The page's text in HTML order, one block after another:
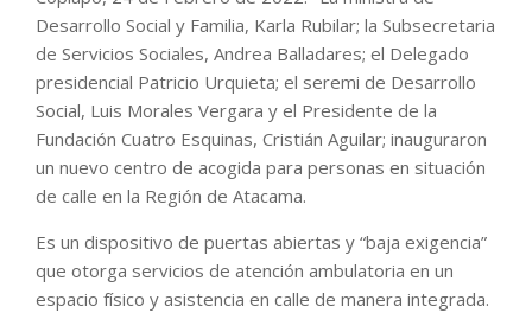
Desarrollo Social y Familia, Karla Rubilar; la Subsecretaria
de Servicios Sociales, Andrea Balladares; el Delegado
presidencial Patricio Urquieta; el seremi de Desarrollo
Social, Luis Morales Vergara y el Presidente de la
Fundación Cuatro Esquinas, Cristián Aguilar; inauguraron
un nuevo centro de acogida para personas en situación
de calle en la Región de Atacama.
Es un dispositivo de puertas abiertas y “baja exigencia”
que otorga servicios de atención ambulatoria en un
espacio físico y asistencia en calle de manera integrada.